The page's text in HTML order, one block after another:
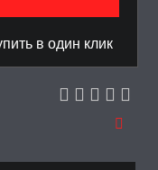
в один клик